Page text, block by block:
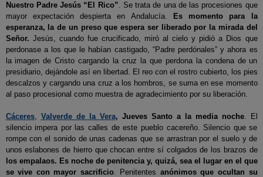
Nuestro Padre Jesús “El Rico”. Se trata de una de las procesiones que
mayor expectación despierta en Andalucía.
Es momento para la
esperanza, la de un preso que espera ser liberado por la mirada del
Señor. Jesús, cuando fue crucificado, miró al cielo y pidió a Dios que
perdonase a los que le habían castigado, “Padre perdónales” y ahora es
la imagen de Cristo cargando la cruz la que perdona la condena de un
presidiario, dejándole así en libertad. El reo con el rostro cubierto, los pies
descalzos y cargando una cruz a los hombros, se suma en ese momento
al paso procesional como muestra de agradecimiento por su liberación.
Cáceres, Valverde de la Vera, Jueves Santo a la media noche. El
silencio impera por las calles de este pueblo cacereño. Silencio que se
rompe con el sonido de unas cadenas que se arrastran por el suelo y de
unos eslabones de hierro que chocan entre sí colgados de los brazos de
los empalaos. Es noche de penitencia y, quizá, sea el lugar en el que
se vive con mayor sacrificio. Penitentes anónimos que ocultan su